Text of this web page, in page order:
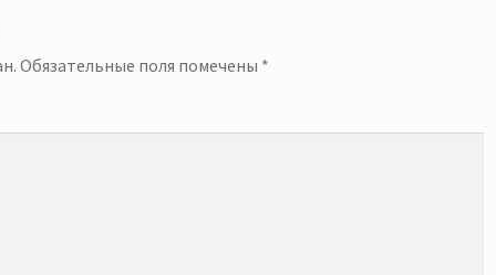
Обязательные поля помечены *